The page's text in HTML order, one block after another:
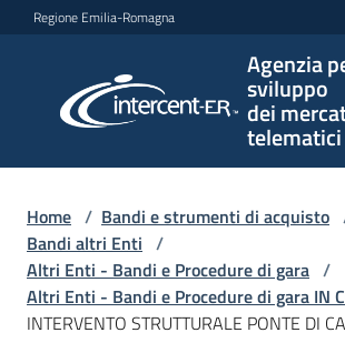
Vai al contenuto
Vai alla navigazione
Vai al footer
Regione Emilia-Romagna
Agenzia
sviluppo
dei
telematici
per lo
sviluppo
telematici
L'Agenzia
Home / Bandi e strumenti di acquisto
Bandi altri Enti /
Altri Enti - Bandi e Procedure di gara /
Altri Enti - Bandi e Procedure di gara IN
INTERVENTO STRUTTURALE PONTE DI